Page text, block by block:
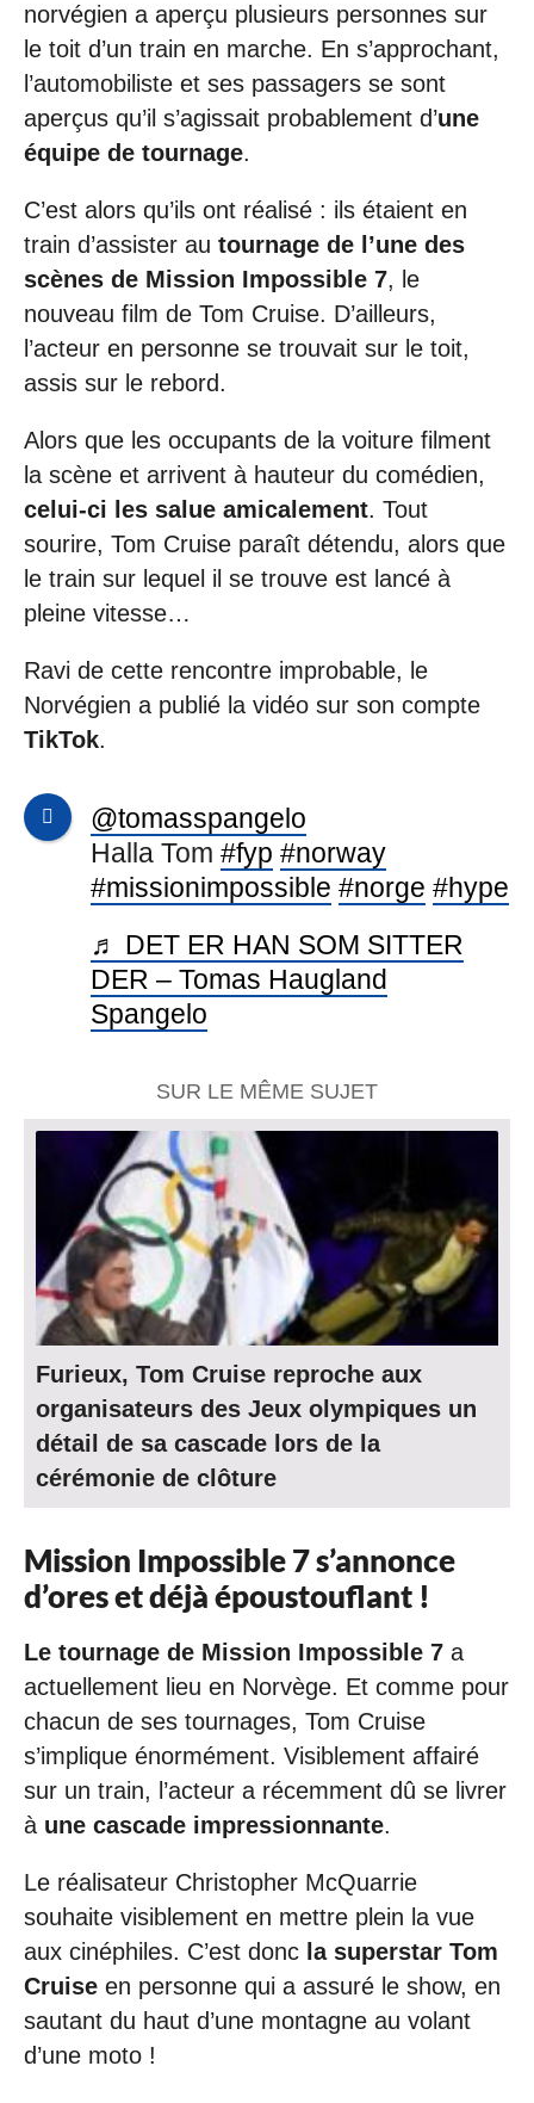
norvégien a aperçu plusieurs personnes sur
le toit d’un train en marche. En s’approchant,
l’automobiliste et ses passagers se sont
aperçus qu’il s’agissait probablement d’une
équipe de tournage.
C’est alors qu’ils ont réalisé : ils étaient en
train d’assister au tournage de l’une des
scènes de Mission Impossible 7, le
nouveau film de Tom Cruise. D’ailleurs,
l’acteur en personne se trouvait sur le toit,
assis sur le rebord.
Alors que les occupants de la voiture filment
la scène et arrivent à hauteur du comédien,
celui-ci les salue amicalement. Tout
sourire, Tom Cruise paraît détendu, alors que
le train sur lequel il se trouve est lancé à
pleine vitesse…
Ravi de cette rencontre improbable, le
Norvégien a publié la vidéo sur son compte
TikTok.
@tomasspangelo
Halla Tom#fyp #norway
#missionimpossible #norge #hype
♬ DET ER HAN SOM SITTER
DER – Tomas Haugland
Spangelo
SUR LE MÊME SUJET
Furieux, Tom Cruise reproche aux
organisateurs des Jeux olympiques un
détail de sa cascade lors de la
cérémonie de clôture
Mission Impossible 7 s’annonce
d’ores et déjà époustouflant !
Le tournage de Mission Impossible 7 a
actuellement lieu en Norvège. Et comme pour
chacun de ses tournages, Tom Cruise
s’implique énormément. Visiblement affairé
sur un train, l’acteur a récemment dû se livrer
à une cascade impressionnante.
Le réalisateur Christopher McQuarrie
souhaite visiblement en mettre plein la vue
aux cinéphiles. C’est donc la superstar Tom
Cruise en personne qui a assuré le show, en
sautant du haut d’une montagne au volant
d’une moto !